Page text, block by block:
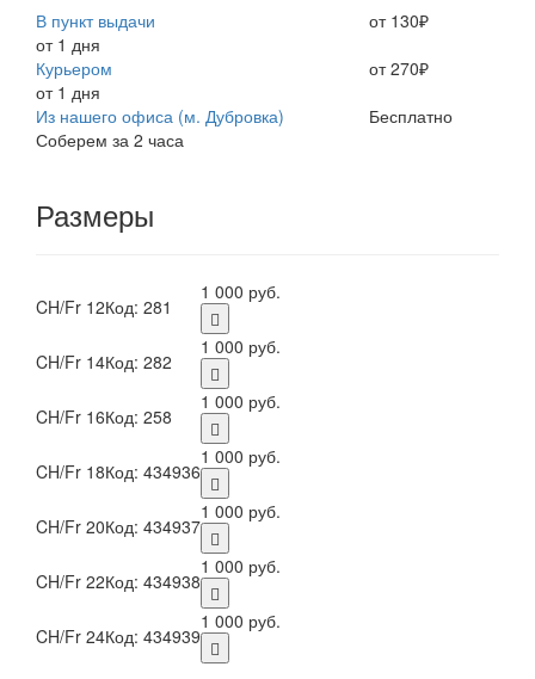
В пункт выдачи
от 1 дня
от 130₽
Курьером
от 1 дня
от 270₽
Из нашего офиса (м. Дубровка)
Соберем за 2 часа
Бесплатно
Размеры
CH/Fr 12Код: 281
1 000 руб.
CH/Fr 14Код: 282
1 000 руб.
CH/Fr 16Код: 258
1 000 руб.
CH/Fr 18Код: 434936
1 000 руб.
CH/Fr 20Код: 434937
1 000 руб.
CH/Fr 22Код: 434938
1 000 руб.
CH/Fr 24Код: 434939
1 000 руб.